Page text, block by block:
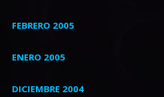
FEBRERO 2005
ENERO 2005
DICIEMBRE 2004